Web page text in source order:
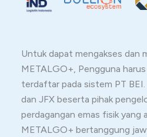
Untuk dapat mengakses dan
METALGO+, Pengguna
terdaftar pada sistem PT BEI.
dan JFX beserta pihak
perdagangan emas fisik yang
METALGO+ bertanggung